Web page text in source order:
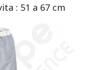
: 51 a 67 cm